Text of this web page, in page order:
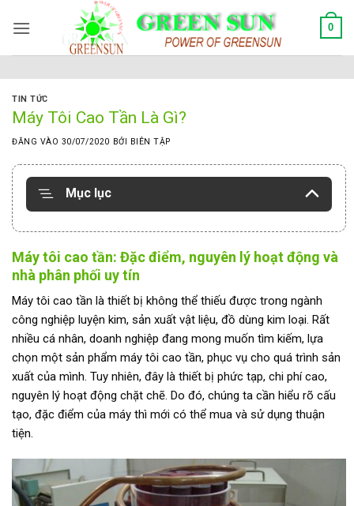
qua
0
TIN TỨC
Máy Tôi Cao Tần Là Gì?
ĐĂNG VÀO 30/07/2020 BỞI BIÊN TẬP
Mục lục
Máy tôi cao tần: Đặc điểm, nguyên lý hoạt động và
nhà phân phối uy tín
Máy tôi cao tần là thiết bị không thể thiếu được trong ngành
công nghiệp luyện kim, sản xuất vật liệu, đồ dùng kim loại. Rất
nhiều cá nhân, doanh nghiệp đang mong muốn tìm kiếm, lựa
chọn một sản phẩm máy tôi cao tần, phục vụ cho quá trình sản
xuất của mình. Tuy nhiên, đây là thiết bị phức tạp, chi phí cao,
nguyên lý hoạt động chặt chẽ. Do đó, chúng ta cần hiểu rõ cấu
tạo, đặc điểm của máy thì mới có thể mua và sử dụng thuận
tiện.